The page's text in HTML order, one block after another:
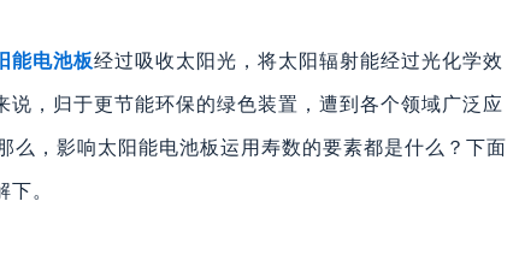
能电池板经过吸收太阳光，将太阳辐射能经过光化学效
，归于更节能环保的绿色装置，遭到各个领域广泛应
么，影响太阳能电池板运用寿数的要素都是什么？下面
。